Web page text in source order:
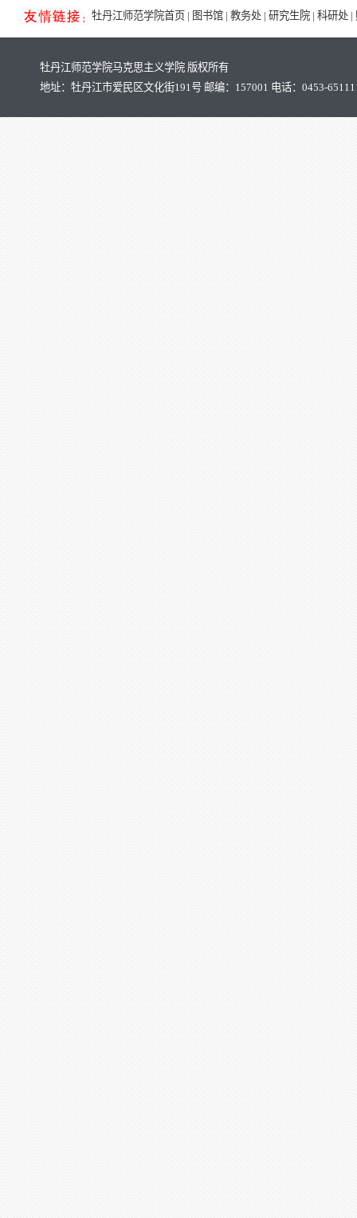
牡丹江师范学院首页 | 图书馆 | 教务处 | 研究生院 | 科研处 |
牡丹江师范学院马克思主义学院 版权所有
地址：牡丹江市爱民区文化街191号 邮编：157001 电话：0453-